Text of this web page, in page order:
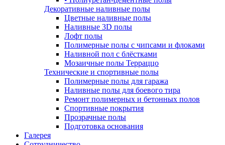
Декоративные наливные полы
Цветные наливные полы
Наливные 3D полы
Лофт полы
Полимерные полы с чипсами и флоками
Наливной пол с блёстками
Мозаичные полы Терраццо
Технические и спортивные полы
Полимерные полы для гаража
Наливные полы для боевого тира
Ремонт полимерных и бетонных полов
Спортивные покрытия
Прозрачные полы
Подготовка основания
Галерея